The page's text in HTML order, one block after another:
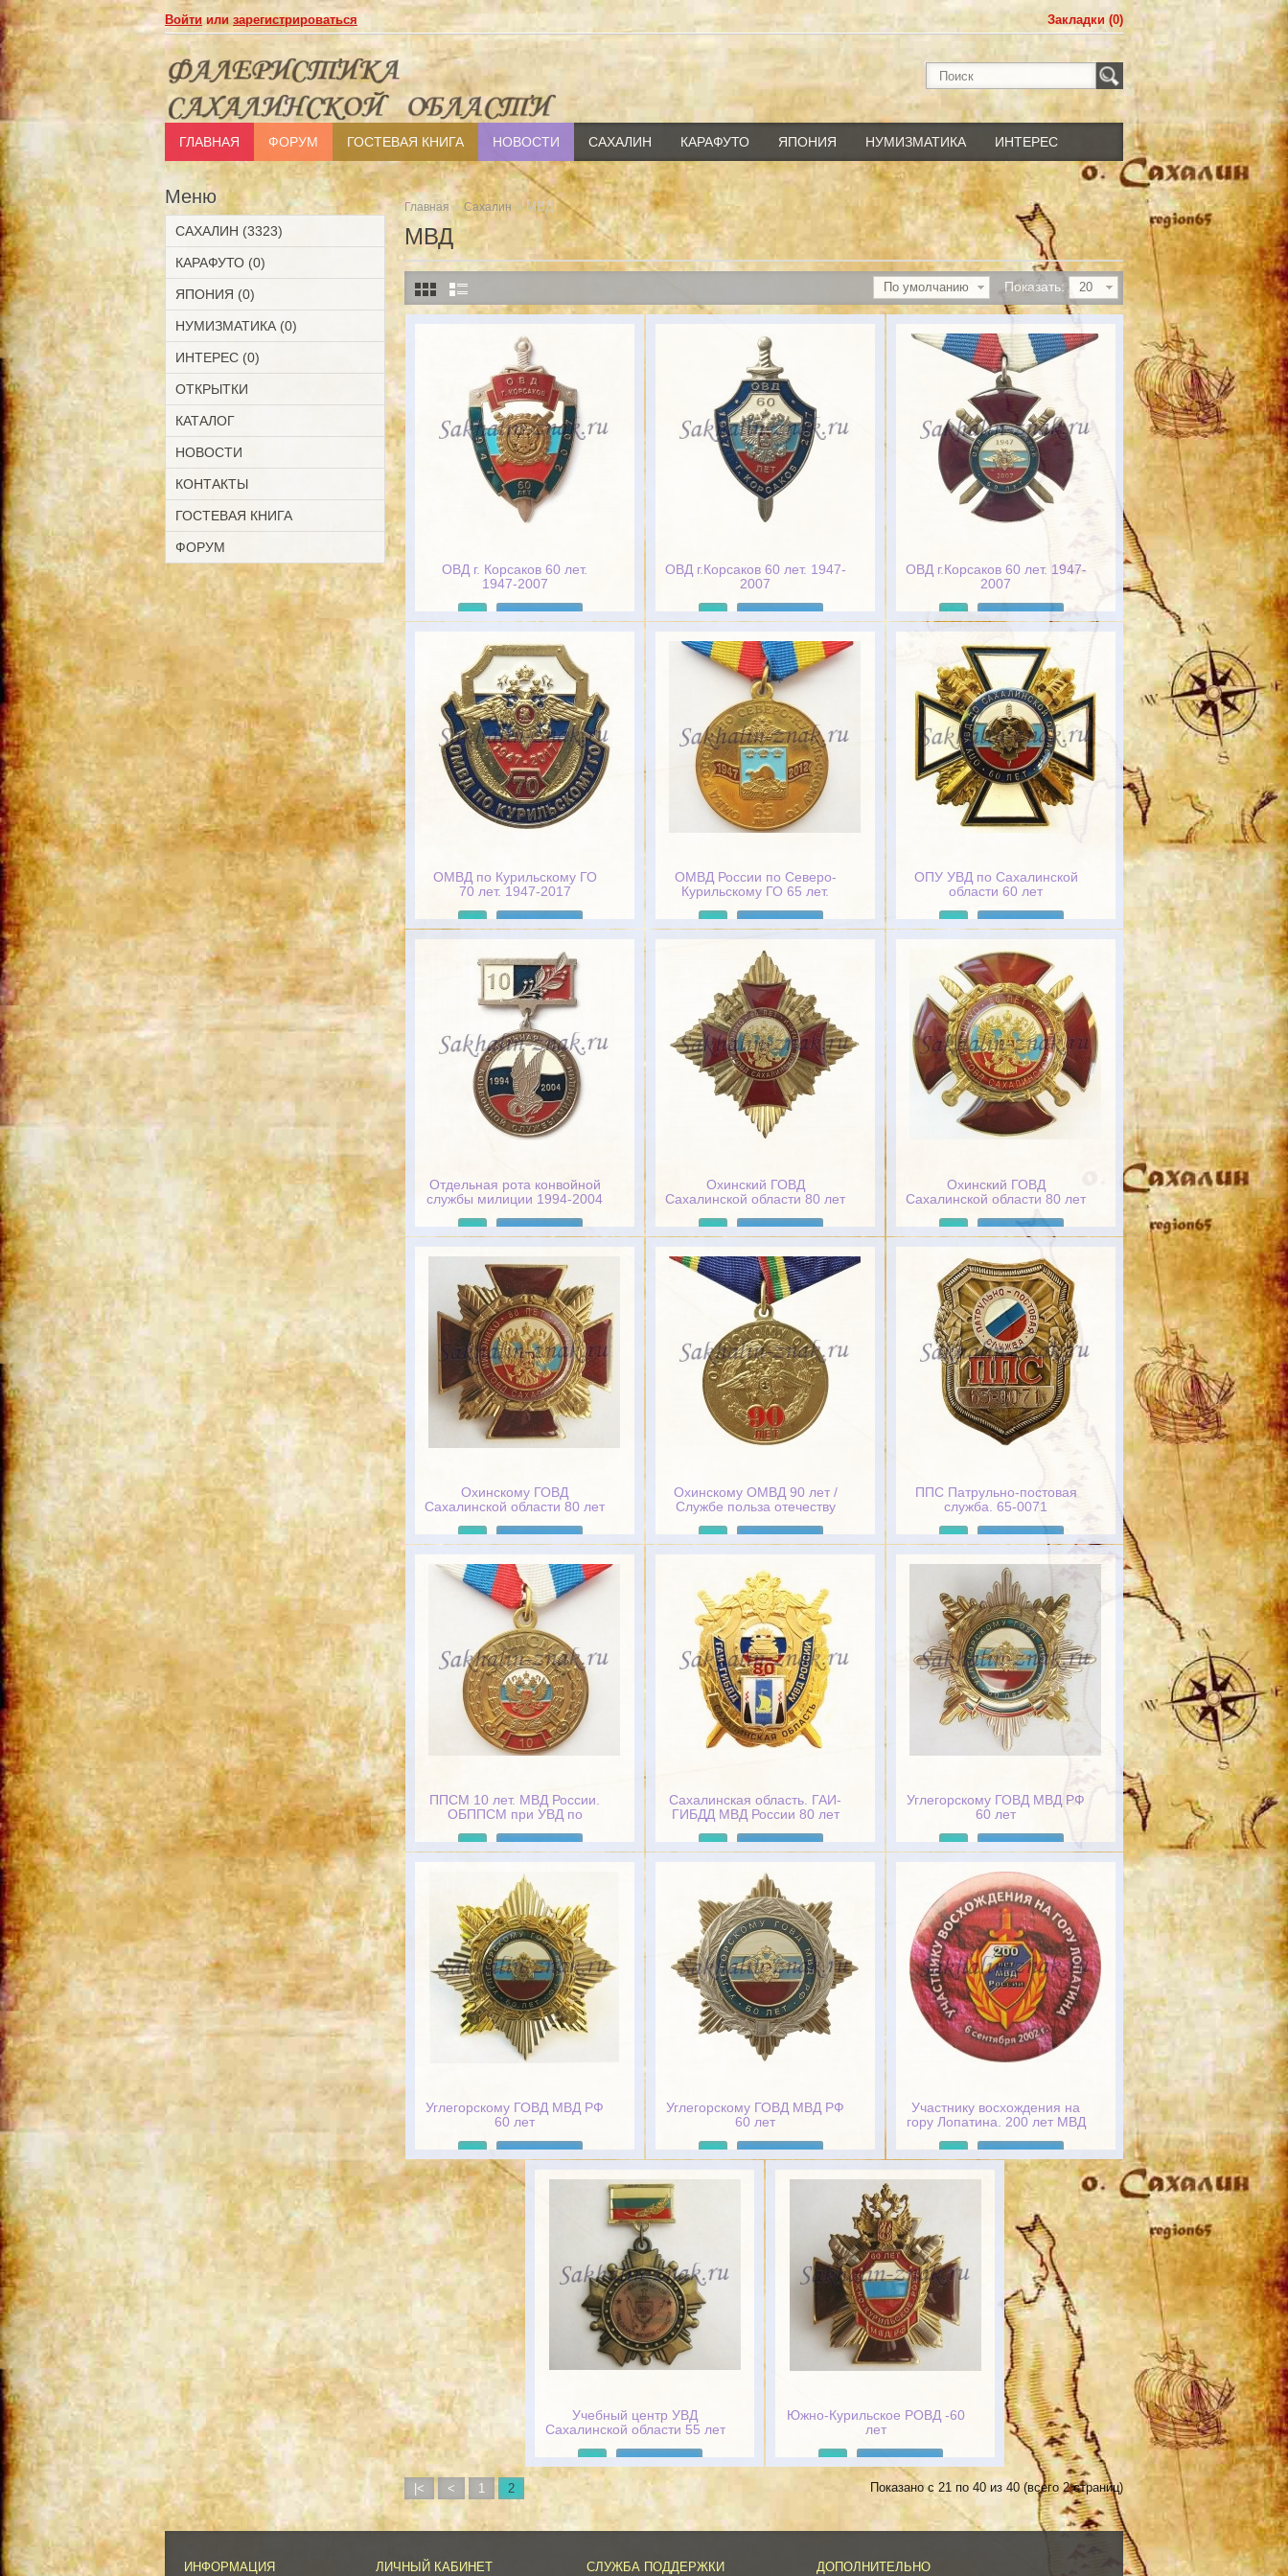
Войти илизарегистрироваться Закладки (0)
ГЛАВНАЯ ФОРУМ ГОСТЕВАЯ КНИГА НОВОСТИ САХАЛИН КАРАФУТО ЯПОНИЯ НУМИЗМАТИКА ИНТЕРЕС
Меню
САХАЛИН (3323)
КАРАФУТО (0)
ЯПОНИЯ (0)
НУМИЗМАТИКА (0)
ИНТЕРЕС (0)
ОТКРЫТКИ
КАТАЛОГ
НОВОСТИ
КОНТАКТЫ
ГОСТЕВАЯ КНИГА
ФОРУМ
Главная » Сахалин » МВД
МВД
Показать: 20
По умолчанию
ОВД г. Корсаков 60 лет.
1947-2007
ОВД г.Корсаков 60 лет. 1947-
2007
ОВД г.Корсаков 60 лет. 1947-
2007
ОМВД по Курильскому ГО
70 лет. 1947-2017
ОМВД России по Северо-
Курильскому ГО 65 лет.
ОПУ УВД по Сахалинской
области 60 лет
Отдельная рота конвойной
службы милиции 1994-2004
Сахалинской области
Охинский ГОВД
Сахалинской области 80 лет
Охинский ГОВД
Сахалинской области 80 лет
Охинскому ГОВД
Сахалинской области 80 лет
Охинскому ОМВД 90 лет /
Службе польза отечеству
ППС Патрульно-постовая
служба. 65-0071
ППСМ 10 лет. МВД России.
ОБППСМ при УВД по
2009
Сахалинская область. ГАИ-
ГИБДД МВД России 80 лет
Углегорскому ГОВД МВД РФ
60 лет
Углегорскому ГОВД МВД РФ
60 лет
Углегорскому ГОВД МВД РФ
60 лет
Участнику восхождения на
гору Лопатина. 200 лет МВД
Учебный центр УВД
Сахалинской области 55 лет
Южно-Курильское РОВД -60
лет
|<
< 1 2 Показано с 21 по 40 из 40 (всего 2 страниц)
ИНФОРМАЦИЯ ЛИЧНЫЙ КАБИНЕТ СЛУЖБА ПОДДЕРЖКИ ДОПОЛНИТЕЛЬНО